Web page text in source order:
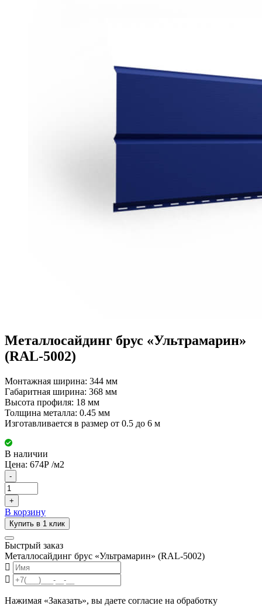
Металлосайдинг брус «Ультрамарин»
(RAL-5002)
Монтажная ширина: 344 мм
Габаритная ширина: 368 мм
Высота профиля: 18 мм
Толщина металла: 0.45 мм
Изготавливается в размер от 0.5 до 6 м
В наличии
Цена: 674Р /м2
-
+
В корзину
Купить в 1 клик
Быстрый заказ
Металлосайдинг брус «Ультрамарин» (RAL-5002)
Нажимая «Заказать», вы даете согласие на обработку